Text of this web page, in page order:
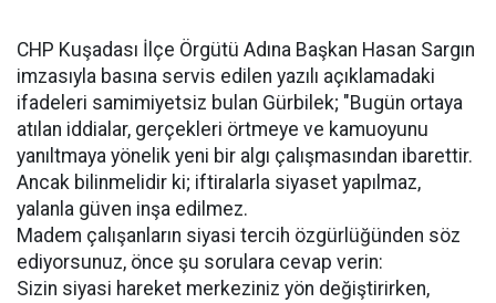
CHP Kuşadası İlçe Örgütü Adına Başkan Hasan Sargın
imzasıyla basına servis edilen yazılı açıklamadaki
ifadeleri samimiyetsiz bulan Gürbilek; "Bugün ortaya
atılan iddialar, gerçekleri örtmeye ve kamuoyunu
yanıltmaya yönelik yeni bir algı çalışmasından ibarettir.
Ancak bilinmelidir ki; iftiralarla siyaset yapılmaz,
yalanla güven inşa edilmez.
Madem çalışanların siyasi tercih özgürlüğünden söz
ediyorsunuz, önce şu sorulara cevap verin:
Sizin siyasi hareket merkeziniz yön değiştirirken,